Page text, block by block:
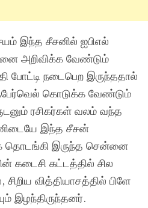
இந்த சீசனில் ஐபிஎல்
அறிவிக்க வேண்டும்
போட்டி நடைபெற இருந்ததால்
கொடுக்க வேண்டும்
ரசிகர்கள் வலம் வந்த
இந்த சீசன்
தொடங்கி இருந்த சென்னை
கடைசி கட்டத்தில் சில
வித்தியாசத்தில் பிளே
இழந்திருந்தனர்.